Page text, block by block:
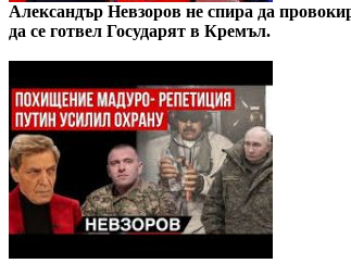
Александър Невзоров не спира да
да се готвел Государят в Кремъл.